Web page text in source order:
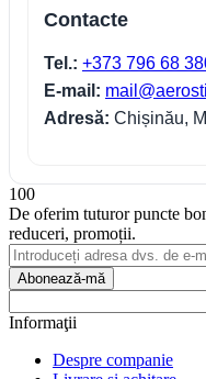
Contacte
Tel.: +373 796 68
E-mail:
Adresă: Chișinău,
100
De oferim tuturor puncte
reduceri, promoții.
Abonează-mă
Informaţii
Despre companie